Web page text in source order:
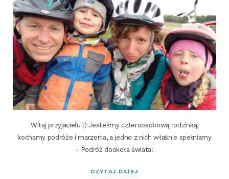
Witaj przyjacielu :) Jesteśmy czteroosobową rodzinką,
kochamy podróże i marzenia, a jedno z nich właśnie spełniamy
- Podróż dookoła świata!
CZYTAJ DALEJ